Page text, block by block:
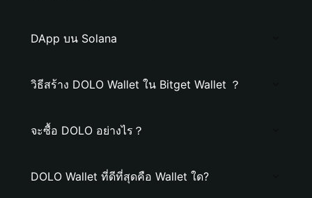
DApp บน Solana
วิธีสร้าง DOLO Wallet ใน Bitget Wallet ？
จะซื้อ DOLO อย่างไร？
DOLO Wallet ที่ดีที่สุดคือ Wallet ใด?